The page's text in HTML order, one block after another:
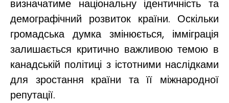
визначатиме національну ідентичність та
демографічний розвиток країни. Оскільки
громадська думка змінюється, імміграція
залишається критично важливою темою в
канадській політиці з істотними наслідками
для зростання країни та її міжнародної
репутації.